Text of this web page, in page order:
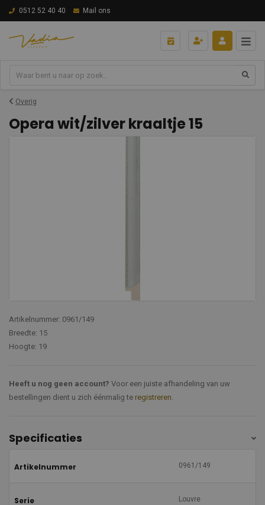
0512 52 40 40 Mail ons
Overig
Opera wit/zilver kraaltje 15
Artikelnummer: 0961/149
Breedte: 15
Hoogte: 19
Heeft u nog geen account? Voor een juiste afhandeling van uw
bestellingen dient u zich éénmalig te registreren.
Specificaties
Artikelnummer 0961/149
Serie Louvre